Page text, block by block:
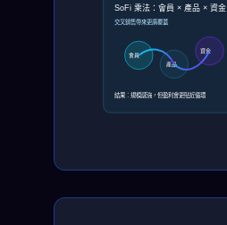
SoFi 乘法：會員 × 產品 × 資金
交叉銷售帶來更廣覆蓋
會員
產品
資金
結果：規模感強，但盈利會更貼近循環